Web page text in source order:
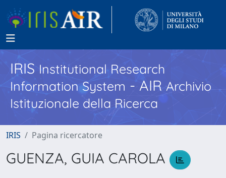
IRISInstitutional Research
Information System - AIR Archivio
Istituzionale della Ricerca
IRIS Pagina ricercatore
GUENZA, GUIA CAROLA